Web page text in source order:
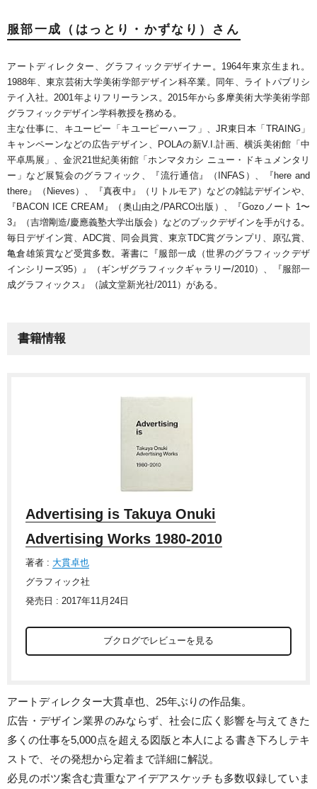
服部一成（はっとり・かずなり）さん
アートディレクター、グラフィックデザイナー。1964年東京生まれ。
1988年、東京芸術大学美術学部デザイン科卒業。同年、ライトパブリシ
テイ入社。2001年よりフリーランス。2015年から多摩美術大学美術学部
グラフィックデザイン学科教授を務める。
主な仕事に、キユーピー「キユーピーハーフ」、JR東日本「TRAING」
キャンペーンなどの広告デザイン、POLAの新V.I.計画、横浜美術館「中
平卓馬展」、金沢21世紀美術館「ホンマタカシ ニュー・ドキュメンタリ
ー」など展覧会のグラフィック、『流行通信』（INFAS）、『here and
there』（Nieves）、『真夜中』（リトルモア）などの雑誌デザインや、
『BACON ICE CREAM』（奥山由之/PARCO出版）、『Gozoノート 1〜
3』（吉増剛造/慶應義塾大学出版会）などのブックデザインを手がける。
毎日デザイン賞、ADC賞、同会員賞、東京TDC賞グランプリ、原弘賞、
亀倉雄策賞など受賞多数。著書に『服部一成（世界のグラフィックデザ
インシリーズ95）』（ギンザグラフィックギャラリー/2010）、『服部一
成グラフィックス』（誠文堂新光社/2011）がある。
書籍情報
Advertising is Takuya Onuki
Advertising Works 1980-2010
著者 : 大貫卓也
グラフィック社
発売日 : 2017年11月24日
ブクログでレビューを見る
アートディレクター大貫卓也、25年ぶりの作品集。
広告・デザイン業界のみならず、社会に広く影響を与えてきた
多くの仕事を5,000点を超える図版と本人による書き下ろしテキ
ストで、その発想から定着まで詳細に解説。
必見のボツ案含む貴重なアイデアスケッチも多数収録していま